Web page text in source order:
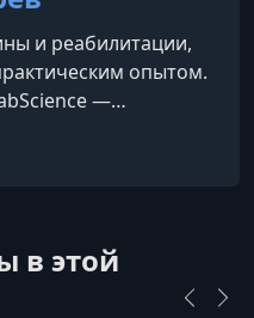
и реабилитации,
опытом.
—
научный подход и
Более
реабилитации,
опорно-
в этой